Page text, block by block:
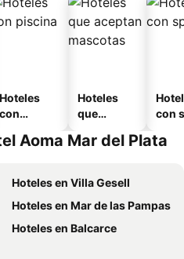
Hoteles
con
Hoteles
que
mascotas
con
Aoma Mar del Plata
Hoteles en Villa Gesell
Hoteles en Mar de las Pampas
Hoteles en Balcarce